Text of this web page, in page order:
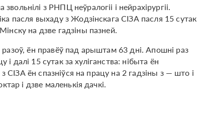
з РНПЦ неўралогіі і нейрахірургіі.
пасля выхаду з Жодзінскага СІЗА пасля 15 сутак
на дзве гадзіны пазней.
ён правёў пад арыштам 63 дні. Апошні раз
далі 15 сутак за хуліганства: нібыта ён
СІЗА ён спазніўся на працу на 2 гадзіны з — што і
і дзве маленькія дачкі.